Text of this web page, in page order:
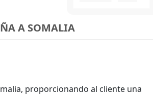
A SOMALIA
proporcionando al cliente una